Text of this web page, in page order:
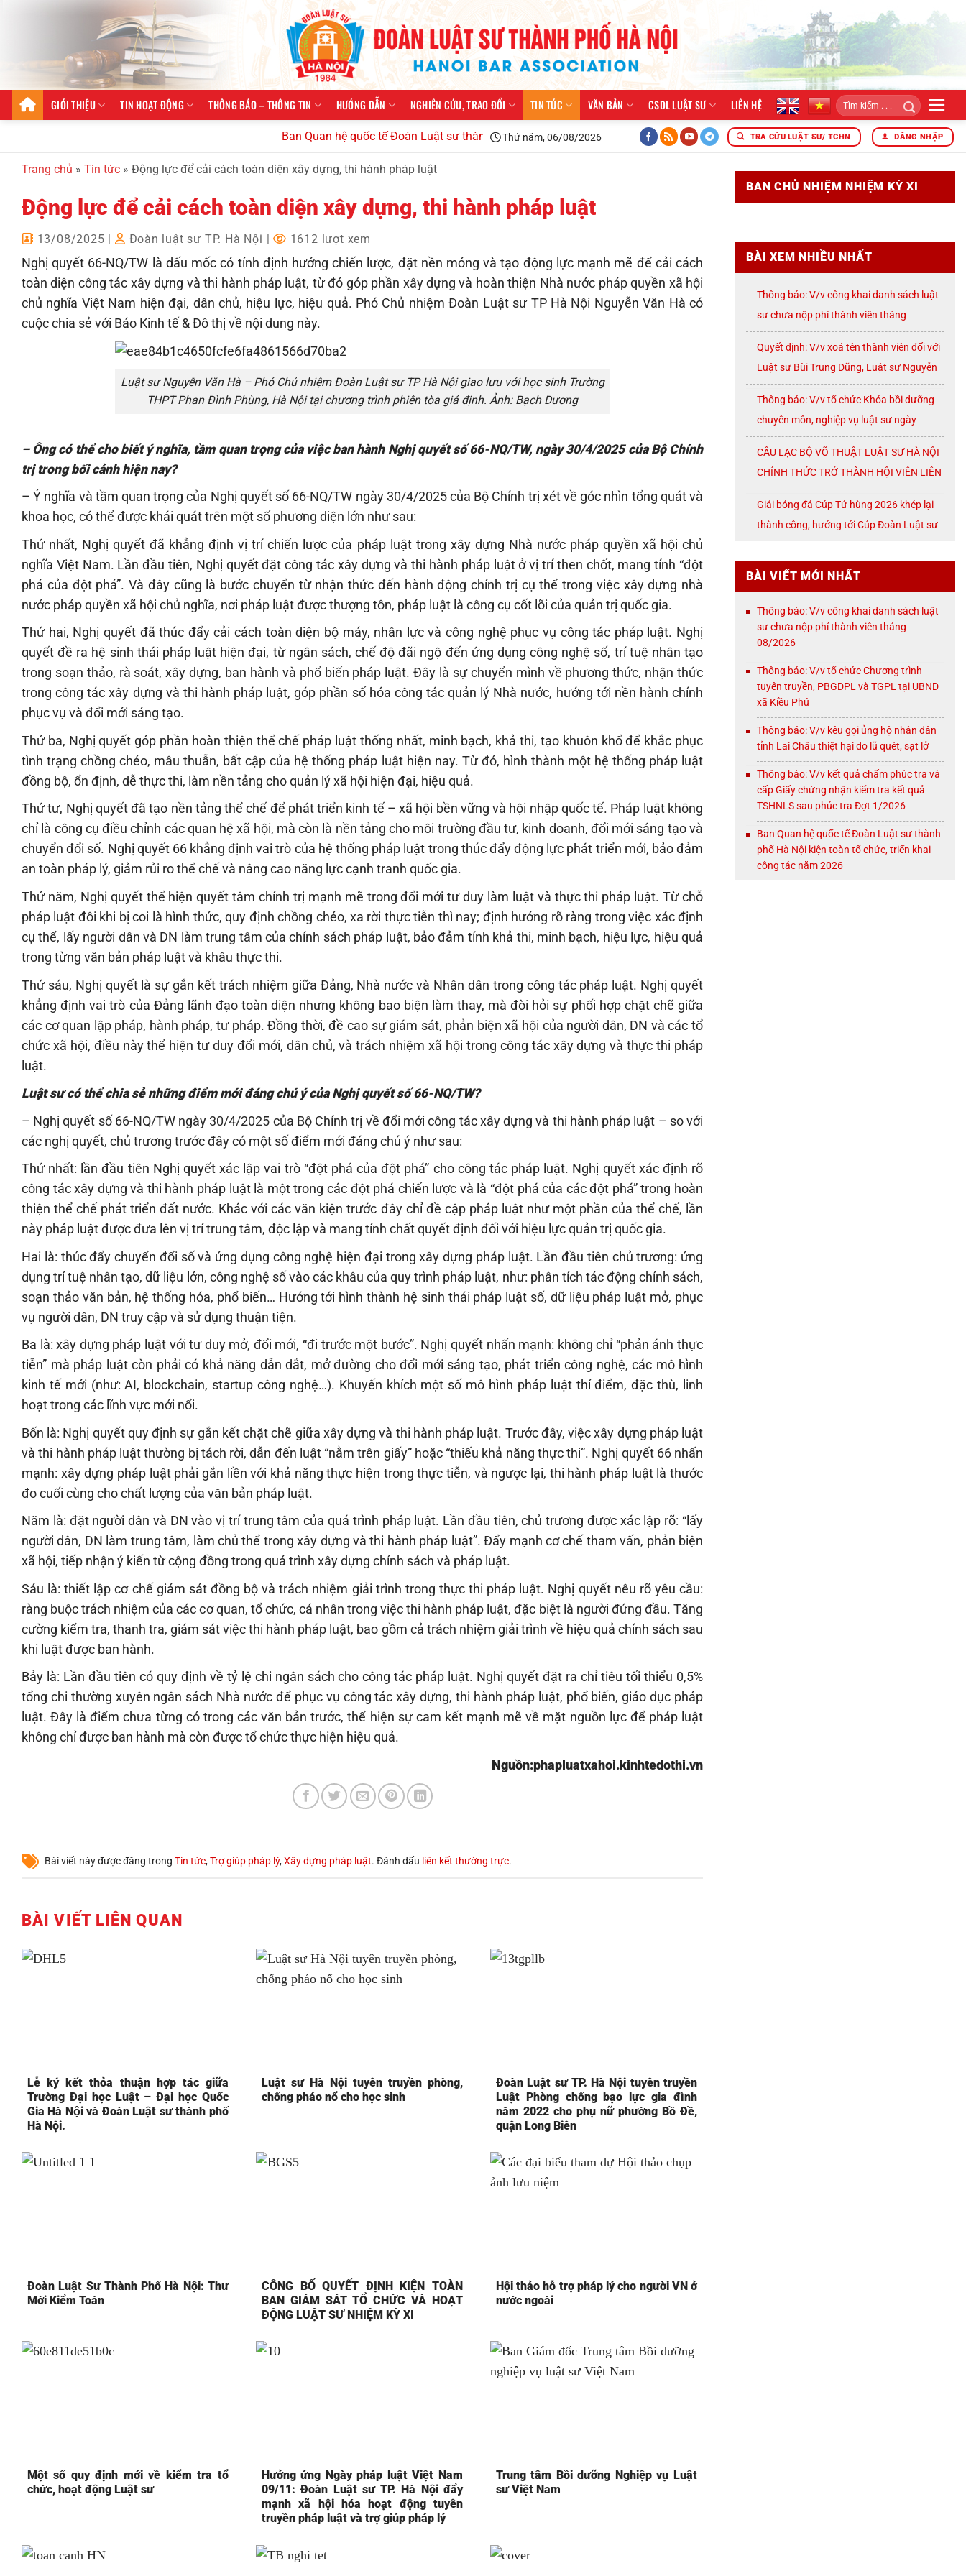
GIỚI THIỆU TIN HOẠT ĐỘNG THÔNG BÁO – THÔNG TIN HƯỚNG DẪN NGHIÊN CỨU, TRAO ĐỔI TIN TỨC VĂN BẢN CSDL LUẬT SƯ LIÊN HỆ
Ban Quan hệ quốc tế Đoàn Luật sư thành phố Hà Nội kiện toàn tổ chức, triển khai công tác năm 2026 ĐOÀN LUẬT SƯ THÀNH PHỐ HÀ
Thứ năm, 06/08/2026 TRA CỨU LUẬT SƯ/ TCHN ĐĂNG NHẬP
Trang chủ » Tin tức » Động lực để cải cách toàn diện xây dựng, thi hành pháp luật
Động lực để cải cách toàn diện xây dựng, thi hành pháp luật
13/08/2025 Đoàn luật sư TP. Hà Nội | 1612 lượt xem
Nghị quyết 66-NQ/TW là dấu mốc có tính định hướng chiến lược, đặt nền móng và tạo động lực mạnh mẽ để cải cách
toàn diện công tác xây dựng và thi hành pháp luật, từ đó góp phần xây dựng và hoàn thiện Nhà nước pháp quyền xã hội
chủ nghĩa Việt Nam hiện đại, dân chủ, hiệu lực, hiệu quả. Phó Chủ nhiệm Đoàn Luật sư TP Hà Nội Nguyễn Văn Hà có
cuộc chia sẻ với Báo Kinh tế & Đô thị về nội dung này.
Luật sư Nguyễn Văn Hà – Phó Chủ nhiệm Đoàn Luật sư TP Hà Nội giao lưu với học sinh Trường
THPT Phan Đình Phùng, Hà Nội tại chương trình phiên tòa giả định. Ảnh: Bạch Dương
– Ông có thể cho biết ý nghĩa, tầm quan trọng của việc ban hành Nghị quyết số 66-NQ/TW, ngày 30/4/2025 của Bộ Chính
trị trong bối cảnh hiện nay?
– Ý nghĩa và tầm quan trọng của Nghị quyết số 66-NQ/TW ngày 30/4/2025 của Bộ Chính trị xét về góc nhìn tổng quát và
khoa học, có thể được khái quát trên một số phương diện lớn như sau:
Thứ nhất, Nghị quyết đã khẳng định vị trí chiến lược của pháp luật trong xây dựng Nhà nước pháp quyền xã hội chủ
nghĩa Việt Nam. Lần đầu tiên, Nghị quyết đặt công tác xây dựng và thi hành pháp luật ở vị trí then chốt, mang tính “đột
phá của đột phá”. Và đây cũng là bước chuyển từ nhận thức đến hành động chính trị cụ thể trong việc xây dựng nhà
nước pháp quyền xã hội chủ nghĩa, nơi pháp luật được thượng tôn, pháp luật là công cụ cốt lõi của quản trị quốc gia.
Thứ hai, Nghị quyết đã thúc đẩy cải cách toàn diện bộ máy, nhân lực và công nghệ phục vụ công tác pháp luật. Nghị
quyết đề ra hệ sinh thái pháp luật hiện đại, từ ngân sách, chế độ đãi ngộ đến ứng dụng công nghệ số, trí tuệ nhân tạo
trong soạn thảo, rà soát, xây dựng, ban hành và phổ biến pháp luật. Đây là sự chuyển mình về phương thức, nhận thức
trong công tác xây dựng và thi hành pháp luật, góp phần số hóa công tác quản lý Nhà nước, hướng tới nền hành chính
phục vụ và đổi mới sáng tạo.
Thứ ba, Nghị quyết góp phần hoàn thiện thể chế pháp luật thống nhất, minh bạch, khả thi, tạo khuôn khổ để khắc phục
tình trạng chồng chéo, mâu thuẫn, bất cập của hệ thống pháp luật hiện nay. Từ đó, hình thành một hệ thống pháp luật
đồng bộ, ổn định, dễ thực thi, làm nền tảng cho quản lý xã hội hiện đại, hiệu quả.
Thứ tư, Nghị quyết đã tạo nền tảng thể chế để phát triển kinh tế – xã hội bền vững và hội nhập quốc tế. Pháp luật không
chỉ là công cụ điều chỉnh các quan hệ xã hội, mà còn là nền tảng cho môi trường đầu tư, kinh doanh, đổi mới sáng tạo và
chuyển đổi số. Nghị quyết 66 khẳng định vai trò của hệ thống pháp luật trong thúc đẩy động lực phát triển mới, bảo đảm
an toàn pháp lý, giảm rủi ro thể chế và nâng cao năng lực cạnh tranh quốc gia.
Thứ năm, Nghị quyết thể hiện quyết tâm chính trị mạnh mẽ trong đổi mới tư duy làm luật và thực thi pháp luật. Từ chỗ
pháp luật đôi khi bị coi là hình thức, quy định chồng chéo, xa rời thực tiễn thì nay; định hướng rõ ràng trong việc xác định
cụ thể, lấy người dân và DN làm trung tâm của chính sách pháp luật, bảo đảm tính khả thi, minh bạch, hiệu lực, hiệu quả
trong từng văn bản pháp luật và khâu thực thi.
Thứ sáu, Nghị quyết là sự gắn kết trách nhiệm giữa Đảng, Nhà nước và Nhân dân trong công tác pháp luật. Nghị quyết
khẳng định vai trò của Đảng lãnh đạo toàn diện nhưng không bao biện làm thay, mà đòi hỏi sự phối hợp chặt chẽ giữa
các cơ quan lập pháp, hành pháp, tư pháp. Đồng thời, đề cao sự giám sát, phản biện xã hội của người dân, DN và các tổ
chức xã hội, điều này thể hiện tư duy đổi mới, dân chủ, và trách nhiệm xã hội trong công tác xây dựng và thực thi pháp
luật.
Luật sư có thể chia sẻ những điểm mới đáng chú ý của Nghị quyết số 66-NQ/TW?
– Nghị quyết số 66-NQ/TW ngày 30/4/2025 của Bộ Chính trị về đổi mới công tác xây dựng và thi hành pháp luật – so với
các nghị quyết, chủ trương trước đây có một số điểm mới đáng chú ý như sau:
Thứ nhất: lần đầu tiên Nghị quyết xác lập vai trò “đột phá của đột phá” cho công tác pháp luật. Nghị quyết xác định rõ
công tác xây dựng và thi hành pháp luật là một trong các đột phá chiến lược và là “đột phá của các đột phá” trong hoàn
thiện thể chế phát triển đất nước. Khác với các văn kiện trước đây chỉ đề cập pháp luật như một phần của thể chế, lần
này pháp luật được đưa lên vị trí trung tâm, độc lập và mang tính chất quyết định đối với hiệu lực quản trị quốc gia.
Hai là: thúc đẩy chuyển đổi số và ứng dụng công nghệ hiện đại trong xây dựng pháp luật. Lần đầu tiên chủ trương: ứng
dụng trí tuệ nhân tạo, dữ liệu lớn, công nghệ số vào các khâu của quy trình pháp luật, như: phân tích tác động chính sách,
soạn thảo văn bản, hệ thống hóa, phổ biến… Hướng tới hình thành hệ sinh thái pháp luật số, dữ liệu pháp luật mở, phục
vụ người dân, DN truy cập và sử dụng thuận tiện.
Ba là: xây dựng pháp luật với tư duy mở, đổi mới, “đi trước một bước”. Nghị quyết nhấn mạnh: không chỉ “phản ánh thực
tiễn” mà pháp luật còn phải có khả năng dẫn dắt, mở đường cho đổi mới sáng tạo, phát triển công nghệ, các mô hình
kinh tế mới (như: AI, blockchain, startup công nghệ…). Khuyến khích một số mô hình pháp luật thí điểm, đặc thù, linh
hoạt trong các lĩnh vực mới nổi.
Bốn là: Nghị quyết quy định sự gắn kết chặt chẽ giữa xây dựng và thi hành pháp luật. Trước đây, việc xây dựng pháp luật
và thi hành pháp luật thường bị tách rời, dẫn đến luật “nằm trên giấy” hoặc “thiếu khả năng thực thi”. Nghị quyết 66 nhấn
mạnh: xây dựng pháp luật phải gắn liền với khả năng thực hiện trong thực tiễn, và ngược lại, thi hành pháp luật là thước
đo cuối cùng cho chất lượng của văn bản pháp luật.
Năm là: đặt người dân và DN vào vị trí trung tâm của quá trình pháp luật. Lần đầu tiên, chủ trương được xác lập rõ: “lấy
người dân, DN làm trung tâm, làm chủ thể trong xây dựng và thi hành pháp luật”. Đẩy mạnh cơ chế tham vấn, phản biện
xã hội, tiếp nhận ý kiến từ cộng đồng trong quá trình xây dựng chính sách và pháp luật.
Sáu là: thiết lập cơ chế giám sát đồng bộ và trách nhiệm giải trình trong thực thi pháp luật. Nghị quyết nêu rõ yêu cầu:
ràng buộc trách nhiệm của các cơ quan, tổ chức, cá nhân trong việc thi hành pháp luật, đặc biệt là người đứng đầu. Tăng
cường kiểm tra, thanh tra, giám sát việc thi hành pháp luật, bao gồm cả trách nhiệm giải trình về hiệu quả chính sách sau
khi luật được ban hành.
Bảy là: Lần đầu tiên có quy định về tỷ lệ chi ngân sách cho công tác pháp luật. Nghị quyết đặt ra chỉ tiêu tối thiểu 0,5%
tổng chi thường xuyên ngân sách Nhà nước để phục vụ công tác xây dựng, thi hành pháp luật, phổ biến, giáo dục pháp
luật. Đây là điểm chưa từng có trong các văn bản trước, thể hiện sự cam kết mạnh mẽ về mặt nguồn lực để pháp luật
không chỉ được ban hành mà còn được tổ chức thực hiện hiệu quả.
Nguồn:phapluatxahoi.kinhtedothi.vn
Bài viết này được đăng trong Tin tức,Trợ giúp pháp lý,Xây dựng pháp luật. Đánh dấu liên kết thường trực.
BÀI VIẾT LIÊN QUAN
Lễ ký kết thỏa thuận hợp tác giữa
Trường Đại học Luật – Đại học Quốc
Gia Hà Nội và Đoàn Luật sư thành phố
Hà Nội.
Luật sư Hà Nội tuyên truyền phòng,
chống pháo nổ cho học sinh
Đoàn Luật sư TP. Hà Nội tuyên truyền
Luật Phòng chống bạo lực gia đình
năm 2022 cho phụ nữ phường Bồ Đề,
quận Long Biên
Đoàn Luật Sư Thành Phố Hà Nội: Thư
Mời Kiểm Toán
CÔNG BỐ QUYẾT ĐỊNH KIỆN TOÀN
BAN GIÁM SÁT TỔ CHỨC VÀ HOẠT
ĐỘNG LUẬT SƯ NHIỆM KỲ XI
Hội thảo hỗ trợ pháp lý cho người VN ở
nước ngoài
Một số quy định mới về kiểm tra tổ
chức, hoạt động Luật sư
Hưởng ứng Ngày pháp luật Việt Nam
09/11: Đoàn Luật sư TP. Hà Nội đẩy
mạnh xã hội hóa hoạt động tuyên
truyền pháp luật và trợ giúp pháp lý
Trung tâm Bồi dưỡng Nghiệp vụ Luật
sư Việt Nam
BAN CHỦ NHIỆM NHIỆM KỲ XI
BÀI XEM NHIỀU NHẤT
Thông báo: V/v công khai danh sách luật
sư chưa nộp phí thành viên tháng
07/2026
Quyết định: V/v xoá tên thành viên đối với
Luật sư Bùi Trung Dũng, Luật sư Nguyễn
Thị Huế, Luật sư Trần Đình Triển, Luật sư
Lê Thị Oanh
Thông báo: V/v tổ chức Khóa bồi dưỡng
chuyên môn, nghiệp vụ luật sư ngày
08/8/2026 ( thứ Bảy)
CÂU LẠC BỘ VÕ THUẬT LUẬT SƯ HÀ NỘI
CHÍNH THỨC TRỞ THÀNH HỘI VIÊN LIÊN
ĐOÀN VÕ CỔ TRUYỀN THÀNH PHỐ HÀ
Giải bóng đá Cúp Tứ hùng 2026 khép lại
thành công, hướng tới Cúp Đoàn Luật sư
BÀI VIẾT MỚI NHẤT
Thông báo: V/v công khai danh sách luật
sư chưa nộp phí thành viên tháng
08/2026
Thông báo: V/v tổ chức Chương trình
tuyên truyền, PBGDPL và TGPL tại UBND
xã Kiều Phú
Thông báo: V/v kêu gọi ủng hộ nhân dân
tỉnh Lai Châu thiệt hại do lũ quét, sạt lở
Thông báo: V/v kết quả chấm phúc tra và
cấp Giấy chứng nhận kiểm tra kết quả
TSHNLS sau phúc tra Đợt 1/2026
Ban Quan hệ quốc tế Đoàn Luật sư thành
phố Hà Nội kiện toàn tổ chức, triển khai
công tác năm 2026